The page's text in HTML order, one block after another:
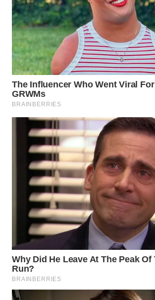
SAMOSIR
WN
PADANG
LAWAS
WN
SUMEDANG
WN
CIANJUR
WN
KEPULAUAN
SERIBU
WN
TANGERANG
WN
BINJAI
WN
CIREBON